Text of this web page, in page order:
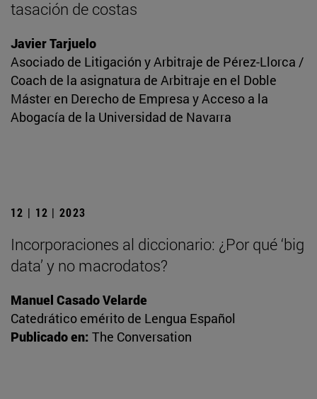
tasación de costas
Javier Tarjuelo
Asociado de Litigación y Arbitraje de Pérez-Llorca /
Coach de la asignatura de Arbitraje en el Doble
Máster en Derecho de Empresa y Acceso a la
Abogacía de la Universidad de Navarra
12 | 12 | 2023
Incorporaciones al diccionario: ¿Por qué ‘big
data’ y no macrodatos?
Manuel Casado Velarde
Catedrático emérito de Lengua Español
Publicado en: The Conversation